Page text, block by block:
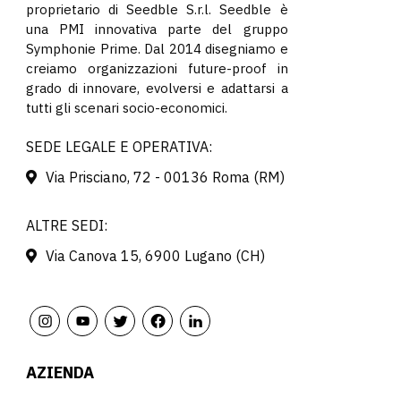
proprietario di Seedble S.r.l. Seedble è
una PMI innovativa parte del gruppo
Symphonie Prime. Dal 2014 disegniamo e
creiamo organizzazioni future-proof in
grado di innovare, evolversi e adattarsi a
tutti gli scenari socio-economici.
SEDE LEGALE E OPERATIVA:
Via Prisciano, 72 - 00136 Roma (RM)
ALTRE SEDI:
Via Canova 15, 6900 Lugano (CH)
AZIENDA